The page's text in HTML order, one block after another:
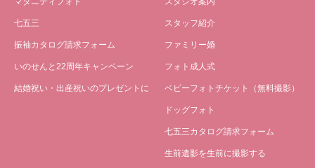
七五三
振袖カタログ請求フォーム
いのせんと22周年キャンペーン
結婚祝い・出産祝いのプレゼントに
スタッフ紹介
ファミリー婚
フォト成人式
ベビーフォトチケット（無料撮影）
ドッグフォト
七五三カタログ請求フォーム
生前遺影を生前に撮影する